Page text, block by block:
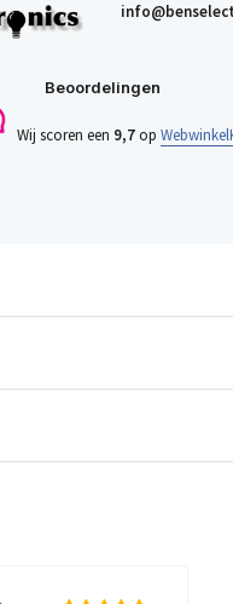
Beoordelingen
Wij scoren een 9,7op